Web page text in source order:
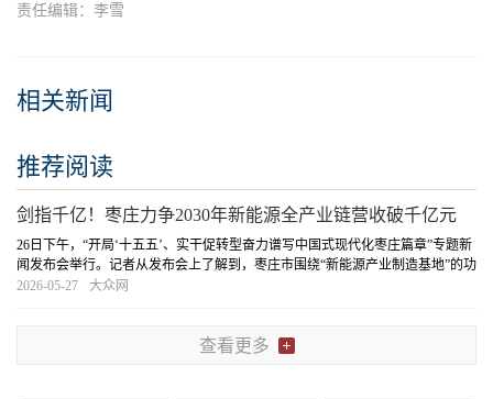
责任编辑：李雪
相关新闻
推荐阅读
剑指千亿！枣庄力争2030年新能源全产业链营收破千亿元
26日下午，“开局‘十五五’、实干促转型奋力谱写中国式现代化枣庄篇章”专题新
闻发布会举行。记者从发布会上了解到，枣庄市围绕“新能源产业制造基地”的功
能定位，到2030年，力争全产业链企业营收超千亿元。
2026-05-27 大众网
查看更多